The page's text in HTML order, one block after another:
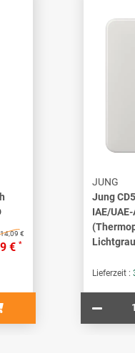
14,09 €
€ *
JUNG
Jung
IAE/
Lieferzeit :